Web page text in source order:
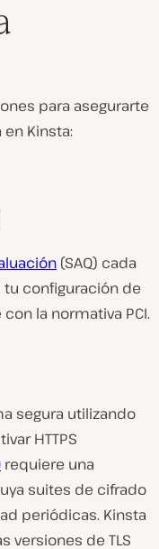
para asegurarte
Kinsta:
(SAQ) cada
tu configuración de
la normativa PCI.
segura utilizando
HTTPS
requiere una
suites de cifrado
periódicas. Kinsta
versiones de TLS